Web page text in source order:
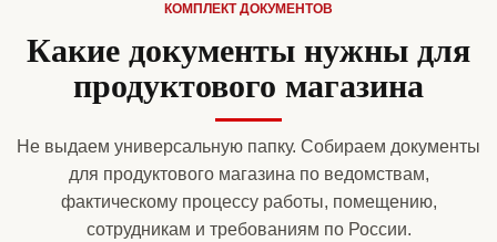
КОМПЛЕКТ ДОКУМЕНТОВ
Какие документы нужны для
продуктового магазина
Не выдаем универсальную папку. Собираем документы
для продуктового магазина по ведомствам,
фактическому процессу работы, помещению,
сотрудникам и требованиям по России.